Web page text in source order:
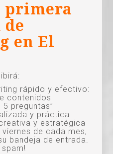
primera
de
en El
rápido y efectivo:
contenidos
preguntas”
y práctica
y estratégica
de cada mes,
bandeja de entrada.
spam!